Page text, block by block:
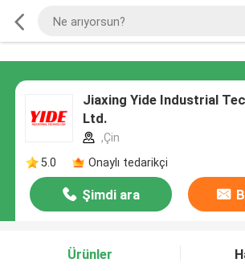
Jiaxing Yide Industrial
Ltd.
,Çin
5.0
Onaylı tedarikçi
Şimdi ara
Ürünler